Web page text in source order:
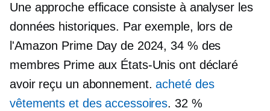
Une approche efficace consiste à analyser les
données historiques. Par exemple, lors de
l'Amazon Prime Day de 2024, 34 % des
membres Prime aux États-Unis ont déclaré
avoir reçu un abonnement.acheté des
vêtements et des accessoires. 32 %